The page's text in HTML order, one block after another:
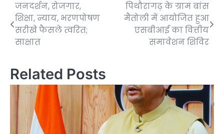
Post
navigation
जनदर्शन, रोजगार,
शिक्षा, न्याय, भरणपोषण
सरीखे फैसले त्वरित;
साक्षात
पिथौरागढ़ के ग्राम बांस
मैतोली में आयोजित हुआ
एसबीआई का वित्तीय
समावेशन शिविर
Related Posts